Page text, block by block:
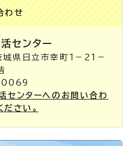
わせ
センター
県日立市幸町1－21－
0069
センターへのお問い合わ
さい。